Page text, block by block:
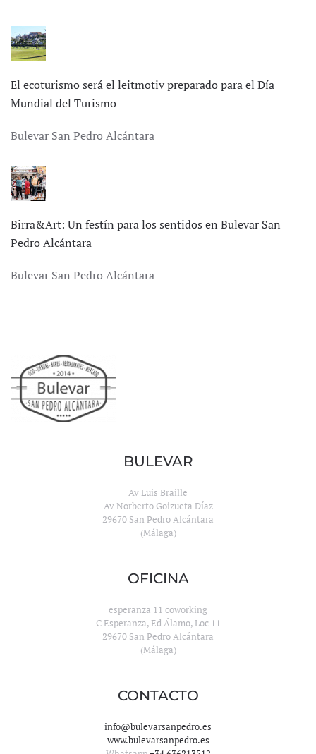
El ecoturismo será el leitmotiv preparado para el Día
Mundial del Turismo
Bulevar San Pedro Alcántara
Birra&Art: Un festín para los sentidos en Bulevar San
Pedro Alcántara
Bulevar San Pedro Alcántara
BULEVAR
Av Luis Braille
Av Norberto Goizueta Díaz
29670 San Pedro Alcántara
(Málaga)
OFICINA
esperanza 11 coworking
C Esperanza, Ed Álamo, Loc 11
29670 San Pedro Alcántara
(Málaga)
CONTACTO
info@bulevarsanpedro.es
www.bulevarsanpedro.es